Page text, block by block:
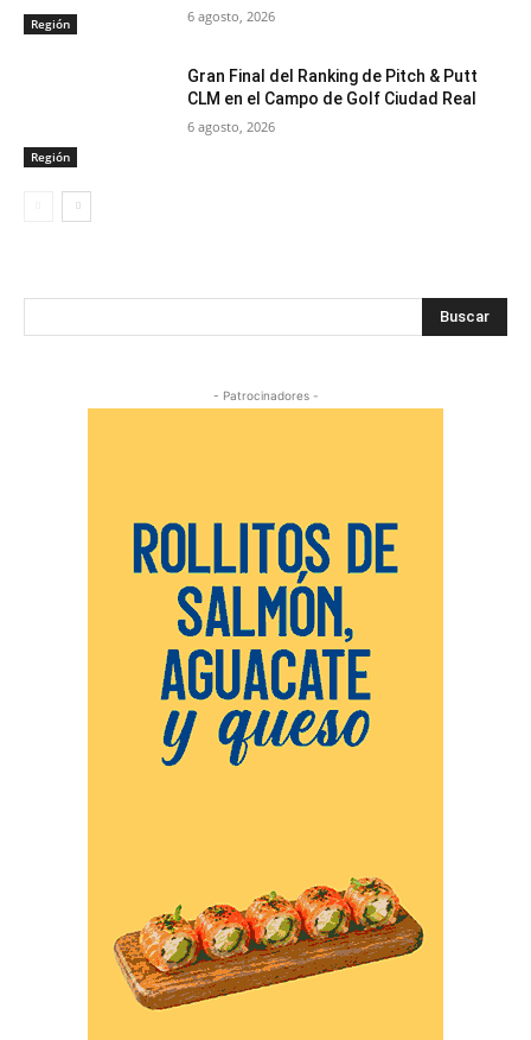
Región 6 agosto, 2026
Región
Gran Final del Ranking de Pitch & Putt
CLM en el Campo de Golf Ciudad Real
6 agosto, 2026
Buscar
- Patrocinadores -